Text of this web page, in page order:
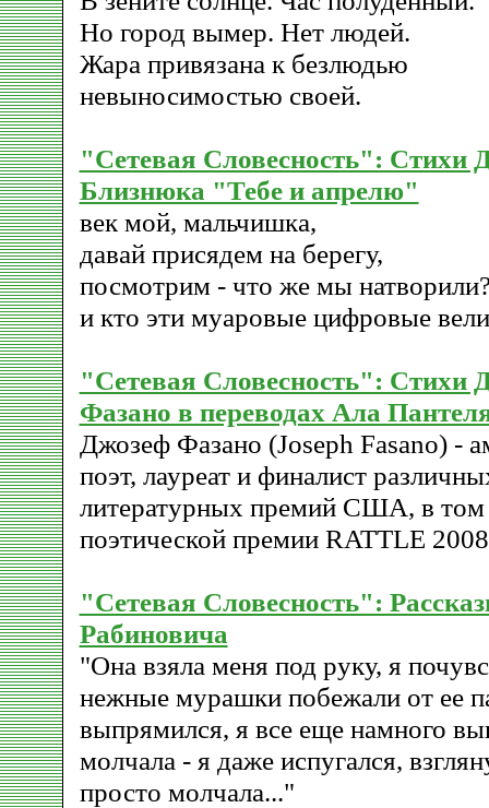
Но город вымер. Нет людей.
Жара привязана к безлюдью
невыносимостью своей.
"Сетевая Словесность": Стихи
Близнюка "Тебе и апрелю"
век мой, мальчишка,
давай присядем на берегу,
посмотрим - что же мы
и кто эти муаровые цифровые
"Сетевая Словесность": Стихи
Фазано в переводах Ала
Джозеф Фазано (Joseph Fasano) -
поэт, лауреат и финалист
литературных премий США, в том
поэтической премии RATTLE 2008
"Сетевая Словесность":
Рабиновича
"Она взяла меня под руку, я
нежные мурашки побежали от ее
выпрямился, я все еще намного
молчала - я даже испугался,
просто молчала..."